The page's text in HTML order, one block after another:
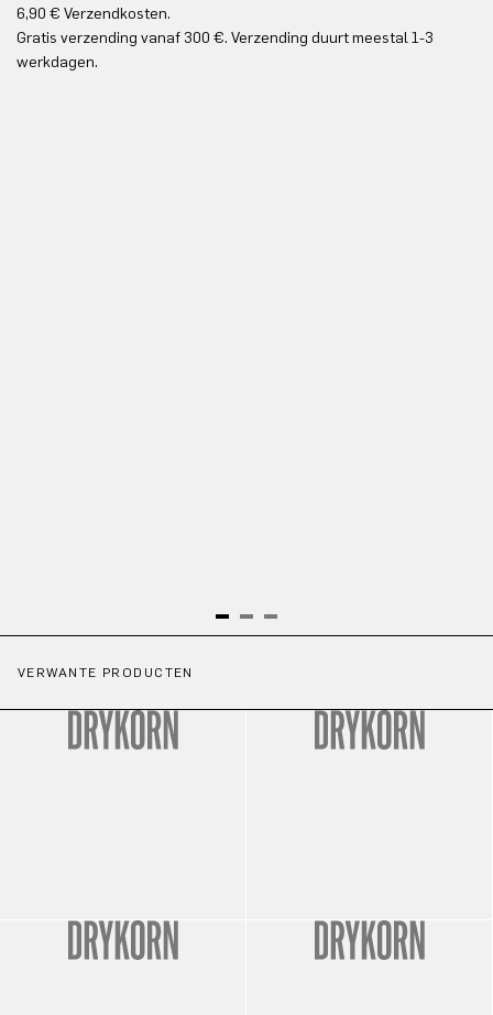
6,90 € Verzendkosten.
Gratis verzending vanaf 300 €. Verzending duurt meestal 1-3
werkdagen.
VERWANTE PRODUCTEN